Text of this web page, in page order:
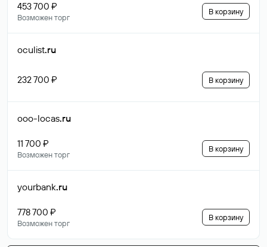
453 700 ₽
Возможен торг
В корзину
oculist.ru
232 700 ₽ В корзину
ooo-locas.ru
11 700 ₽
Возможен торг
В корзину
yourbank.ru
778 700 ₽
Возможен торг
В корзину